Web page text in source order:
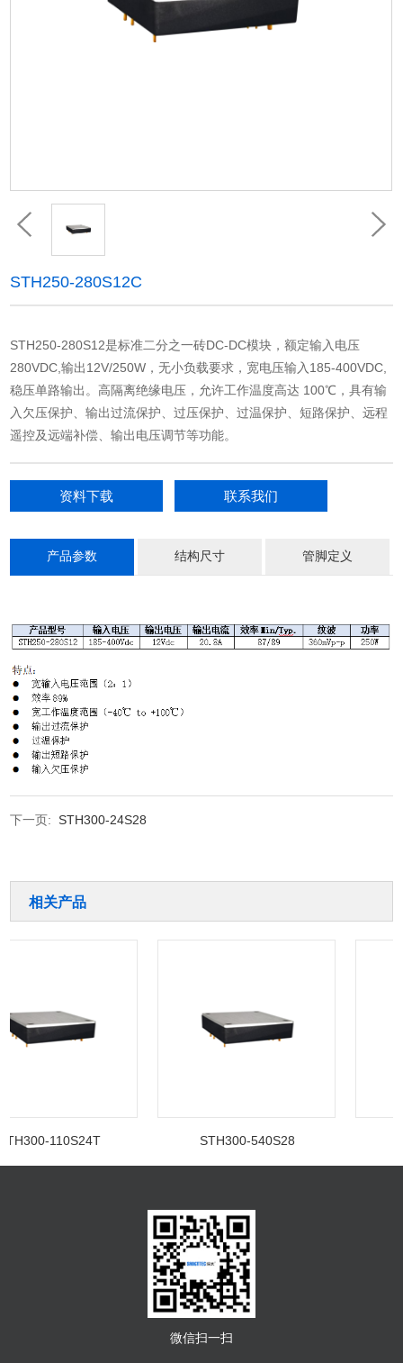
STH250-280S12C
STH250-280S12是标准二分之一砖DC-DC模块，额定输入电压
280VDC,输出12V/250W，无小负载要求，宽电压输入185-400VDC,
稳压单路输出。高隔离绝缘电压，允许工作温度高达 100℃，具有输
入欠压保护、输出过流保护、过压保护、过温保护、短路保护、远程
遥控及远端补偿、输出电压调节等功能。
资料下载 联系我们
产品参数 结构尺寸 管脚定义
下一页:STH300-24S28
相关产品
110S24T STH300-540S28
微信扫一扫